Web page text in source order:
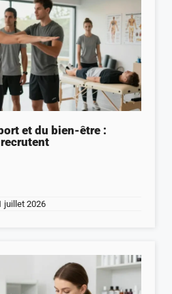
et du bien-être :
juillet 2026